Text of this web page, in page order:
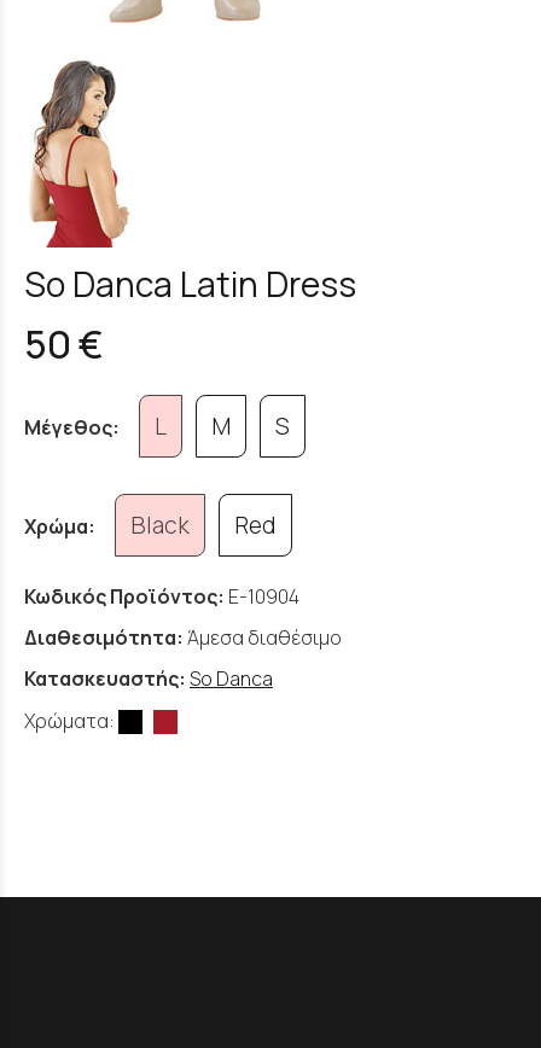
So Danca Latin Dress
50 €
Μέγεθος: L M S
Χρώμα: Black Red
Κωδικός Προϊόντος: E-10904
Διαθεσιμότητα: Άμεσα διαθέσιμο
Κατασκευαστής: So Danca
Χρώματα: